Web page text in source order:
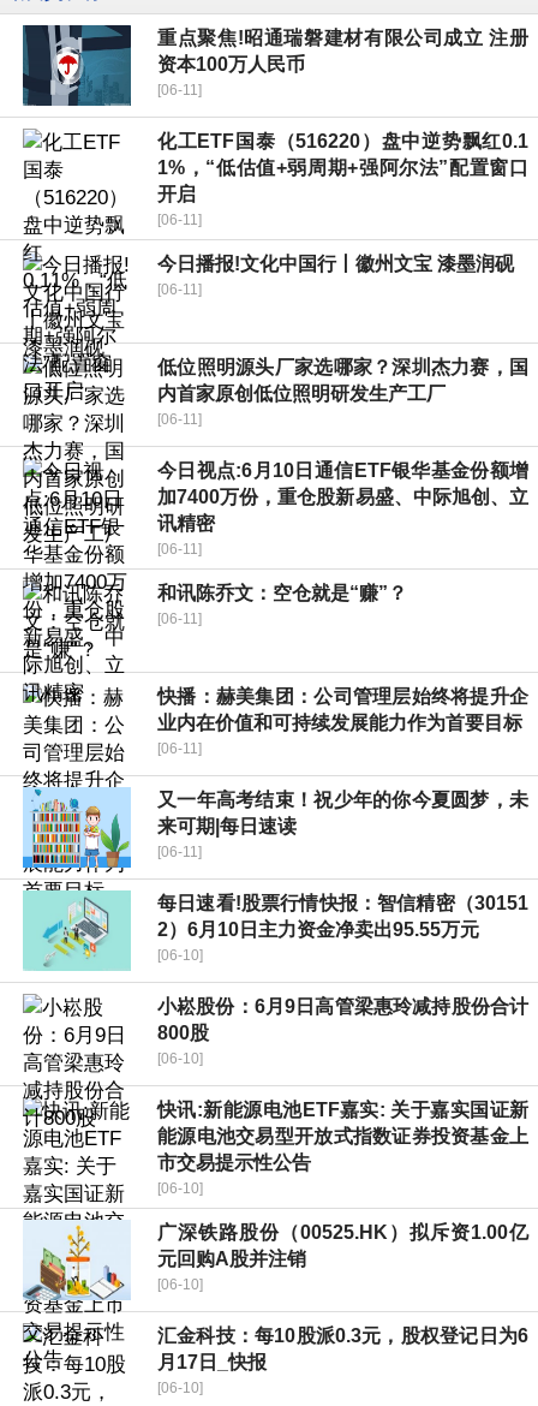
重点聚焦!昭通瑞磐建材有限公司成立 注册
资本100万人民币
[06-11]
化工ETF国泰（516220）盘中逆势飘红0.1
1%，“低估值+弱周期+强阿尔法”配置窗口
开启
[06-11]
今日播报!文化中国行丨徽州文宝 漆墨润砚
[06-11]
低位照明源头厂家选哪家？深圳杰力赛，国
内首家原创低位照明研发生产工厂
[06-11]
今日视点:6月10日通信ETF银华基金份额增
加7400万份，重仓股新易盛、中际旭创、立
讯精密
[06-11]
和讯陈乔文：空仓就是“赚”？
[06-11]
快播：赫美集团：公司管理层始终将提升企
业内在价值和可持续发展能力作为首要目标
[06-11]
又一年高考结束！祝少年的你今夏圆梦，未
来可期|每日速读
[06-11]
每日速看!股票行情快报：智信精密（30151
2）6月10日主力资金净卖出95.55万元
[06-10]
小崧股份：6月9日高管梁惠玲减持股份合计
800股
[06-10]
快讯:新能源电池ETF嘉实: 关于嘉实国证新
能源电池交易型开放式指数证券投资基金上
市交易提示性公告
[06-10]
广深铁路股份（00525.HK）拟斥资1.00亿
元回购A股并注销
[06-10]
汇金科技：每10股派0.3元，股权登记日为6
月17日_快报
[06-10]